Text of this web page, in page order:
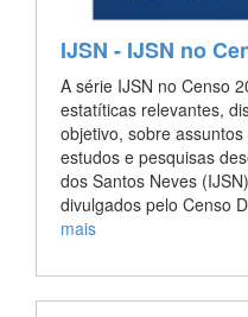
IJSN - IJSN no
A série IJSN no Censo
estatíticas relevantes,
objetivo, sobre
estudos e pesquisas
dos Santos Neves
divulgados pelo Censo
mais